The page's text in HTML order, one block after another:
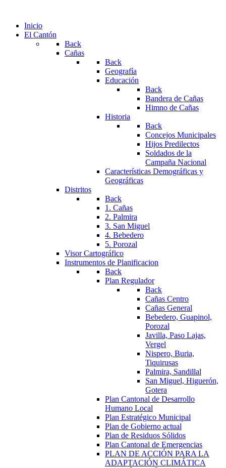
Inicio
El Cantón
Back
Cañas
Back
Geografía
Educación
Back
Bandera de Cañas
Himno de Cañas
Historia
Back
Concejos Municipales
Hijos Predilectos
Soldados de la
Campaña Nacional
Características Demográficas y
Geográficas
Distritos
Back
1. Cañas
2. Palmira
3. San Miguel
4. Bebedero
5. Porozal
Visor Cartográfico
Instrumentos de Planificacion
Back
Plan Regulador
Back
Cañas Centro
Cañas General
Bebedero, Guapinol,
Porozal
Javilla, Paso Lajas,
Vergel
Nispero, Buria,
Tiquirusas
Palmira, Sandillal
San Miguel, Higuerón,
Gotera
Plan Cantonal de Desarrollo
Humano Local
Plan Estratégico Municipal
Plan de Gobierno actual
Plan de Residuos Sólidos
Plan Cantonal de Emergencias
PLAN DE ACCIÓN PARA LA
ADAPTACIÓN CLIMÁTICA